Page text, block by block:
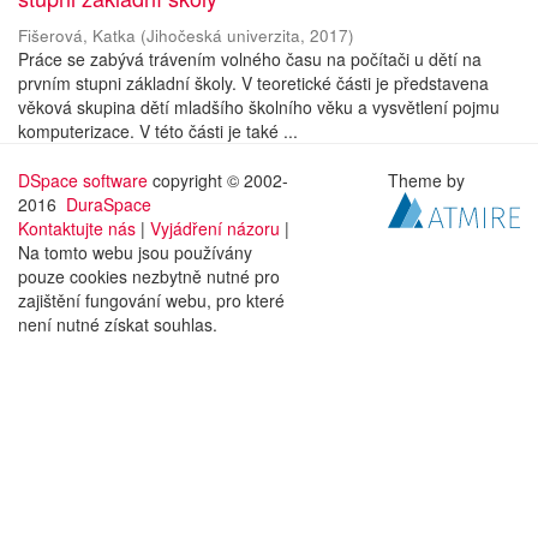
Fišerová, Katka (Jihočeská univerzita, 2017)
Práce se zabývá trávením volného času na počítači u dětí na
prvním stupni základní školy. V teoretické části je představena
věková skupina dětí mladšího školního věku a vysvětlení pojmu
komputerizace. V této části je také ...
DSpace software copyright © 2002-
2016 DuraSpace
Kontaktujte nás | Vyjádření názoru |
Na tomto webu jsou používány
pouze cookies nezbytně nutné pro
zajištění fungování webu, pro které
není nutné získat souhlas.
Theme by